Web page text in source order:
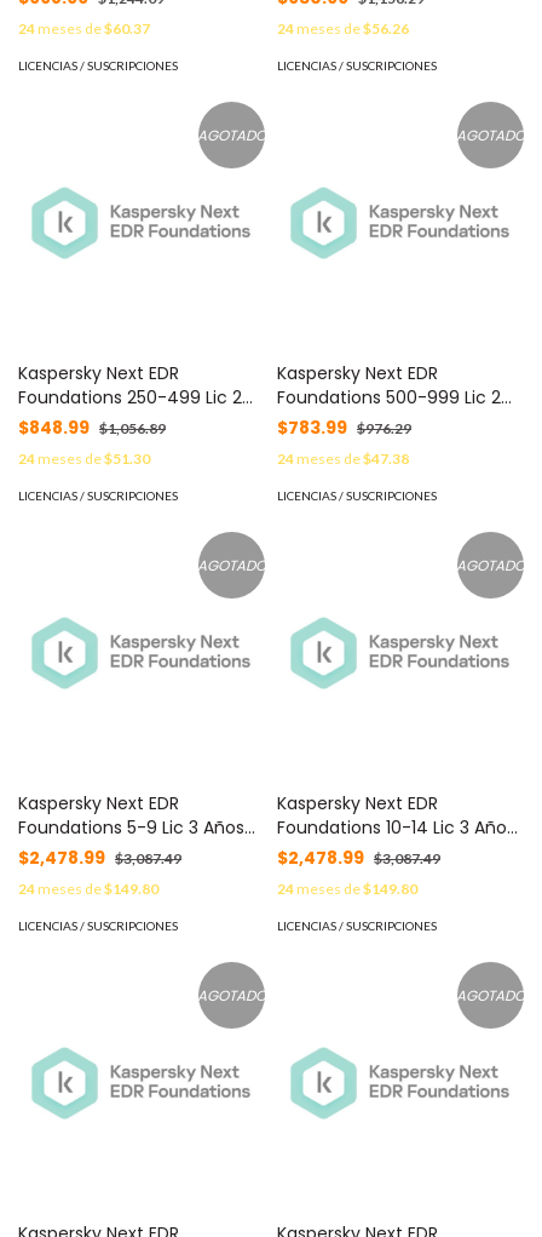
24meses de$60.37
LICENCIAS / SUSCRIPCIONES
24meses de$56.26
LICENCIAS / SUSCRIPCIONES
AGOTADO
Kaspersky Next EDR
Foundations 250-499 Lic 2
Años C/U KL4065ZATDS -
$848.99 $1,056.89
24meses de$51.30
LICENCIAS / SUSCRIPCIONES
AGOTADO
Kaspersky Next EDR
Foundations 500-999 Lic 2
Años C/U KL4065ZAUDS -
$783.99 $976.29
24meses de$47.38
LICENCIAS / SUSCRIPCIONES
AGOTADO
Kaspersky Next EDR
Foundations 5-9 Lic 3 Años
C/U KL4065ZAETS -
$2,478.99 $3,087.49
24meses de$149.80
LICENCIAS / SUSCRIPCIONES
AGOTADO
Kaspersky Next EDR
Foundations 10-14 Lic 3 Años
C/U KL4065ZAKTS -
$2,478.99 $3,087.49
24meses de$149.80
LICENCIAS / SUSCRIPCIONES
AGOTADO AGOTADO